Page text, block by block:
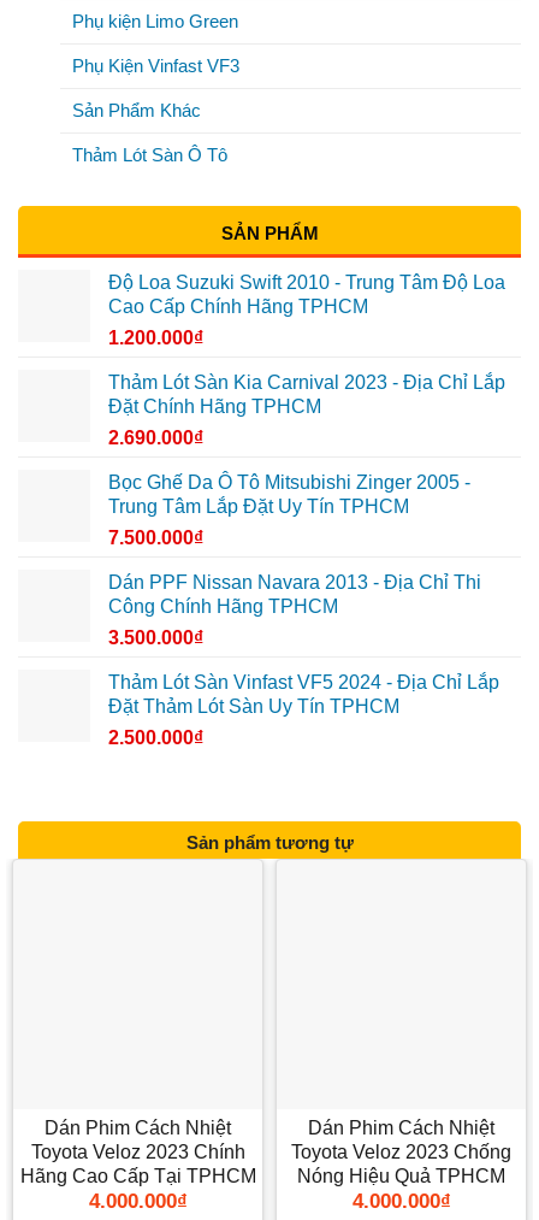
Phụ kiện Limo Green
Phụ Kiện Vinfast VF3
Sản Phẩm Khác
Thảm Lót Sàn Ô Tô
SẢN PHẨM
Độ Loa Suzuki Swift 2010 - Trung Tâm Độ Loa
Cao Cấp Chính Hãng TPHCM
1.200.000₫
Thảm Lót Sàn Kia Carnival 2023 - Địa Chỉ Lắp
Đặt Chính Hãng TPHCM
2.690.000₫
Bọc Ghế Da Ô Tô Mitsubishi Zinger 2005 -
Trung Tâm Lắp Đặt Uy Tín TPHCM
7.500.000₫
Dán PPF Nissan Navara 2013 - Địa Chỉ Thi
Công Chính Hãng TPHCM
3.500.000₫
Thảm Lót Sàn Vinfast VF5 2024 - Địa Chỉ Lắp
Đặt Thảm Lót Sàn Uy Tín TPHCM
2.500.000₫
Sản phẩm tương tự
Dán Phim Cách Nhiệt
Toyota Veloz 2023 Chính
Hãng Cao Cấp Tại TPHCM
4.000.000₫
Dán Phim Cách Nhiệt
Toyota Veloz 2023 Chống
Nóng Hiệu Quả TPHCM
4.000.000₫